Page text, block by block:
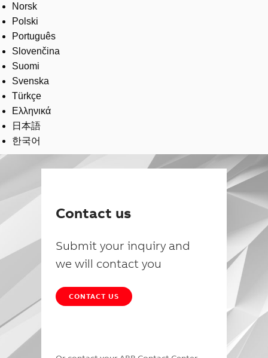
Norsk
Polski
Português
Slovenčina
Suomi
Svenska
Türkçe
Ελληνικά
日本語
한국어
Contact us
Submit your inquiry and
we will contact you
CONTACT US